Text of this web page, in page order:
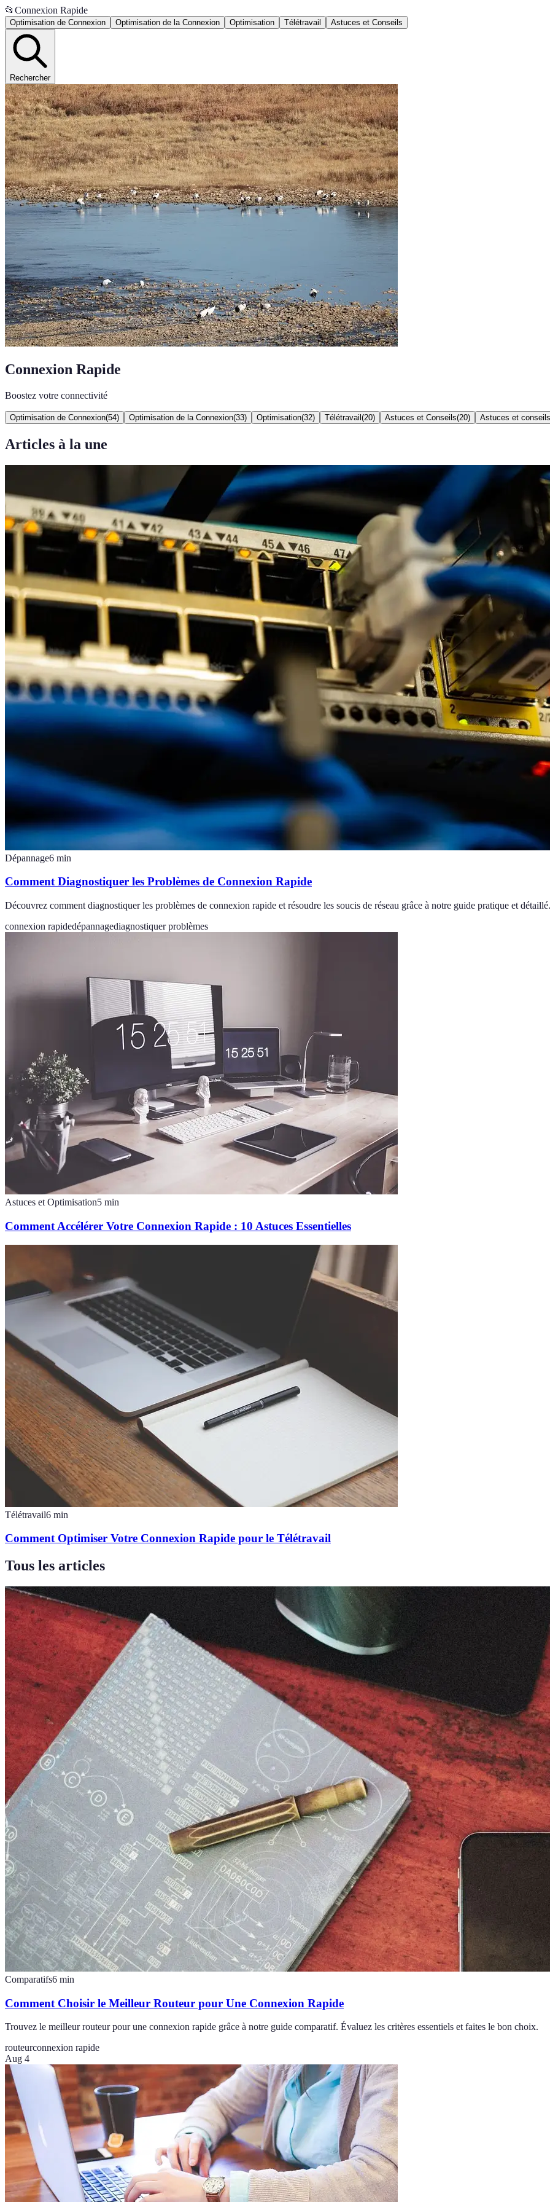
📂 Connexion Rapide
Optimisation de Connexion Optimisation de la Connexion Optimisation Télétravail Astuces et Conseils
Rechercher
Connexion Rapide
Boostez votre connectivité
Optimisation de Connexion(54) Optimisation de la Connexion(33) Optimisation(32) Télétravail (20) Astuces et Conseils(20) Astuces et conseils
Articles à la une
Dépannage6 min
Comment Diagnostiquer les Problèmes de Connexion Rapide
Découvrez comment diagnostiquer les problèmes de connexion rapide et résoudre les soucis de réseau grâce à notre guide pratique et détaillé.
connexion rapidedépannagediagnostiquer problèmes
Astuces et Optimisation5 min
Comment Accélérer Votre Connexion Rapide : 10 Astuces Essentielles
Télétravail6 min
Comment Optimiser Votre Connexion Rapide pour le Télétravail
Tous les articles
Comparatifs6 min
Comment Choisir le Meilleur Routeur pour Une Connexion Rapide
Trouvez le meilleur routeur pour une connexion rapide grâce à notre guide comparatif. Évaluez les critères essentiels et faites le bon choix.
routeurconnexion rapide
Aug 4